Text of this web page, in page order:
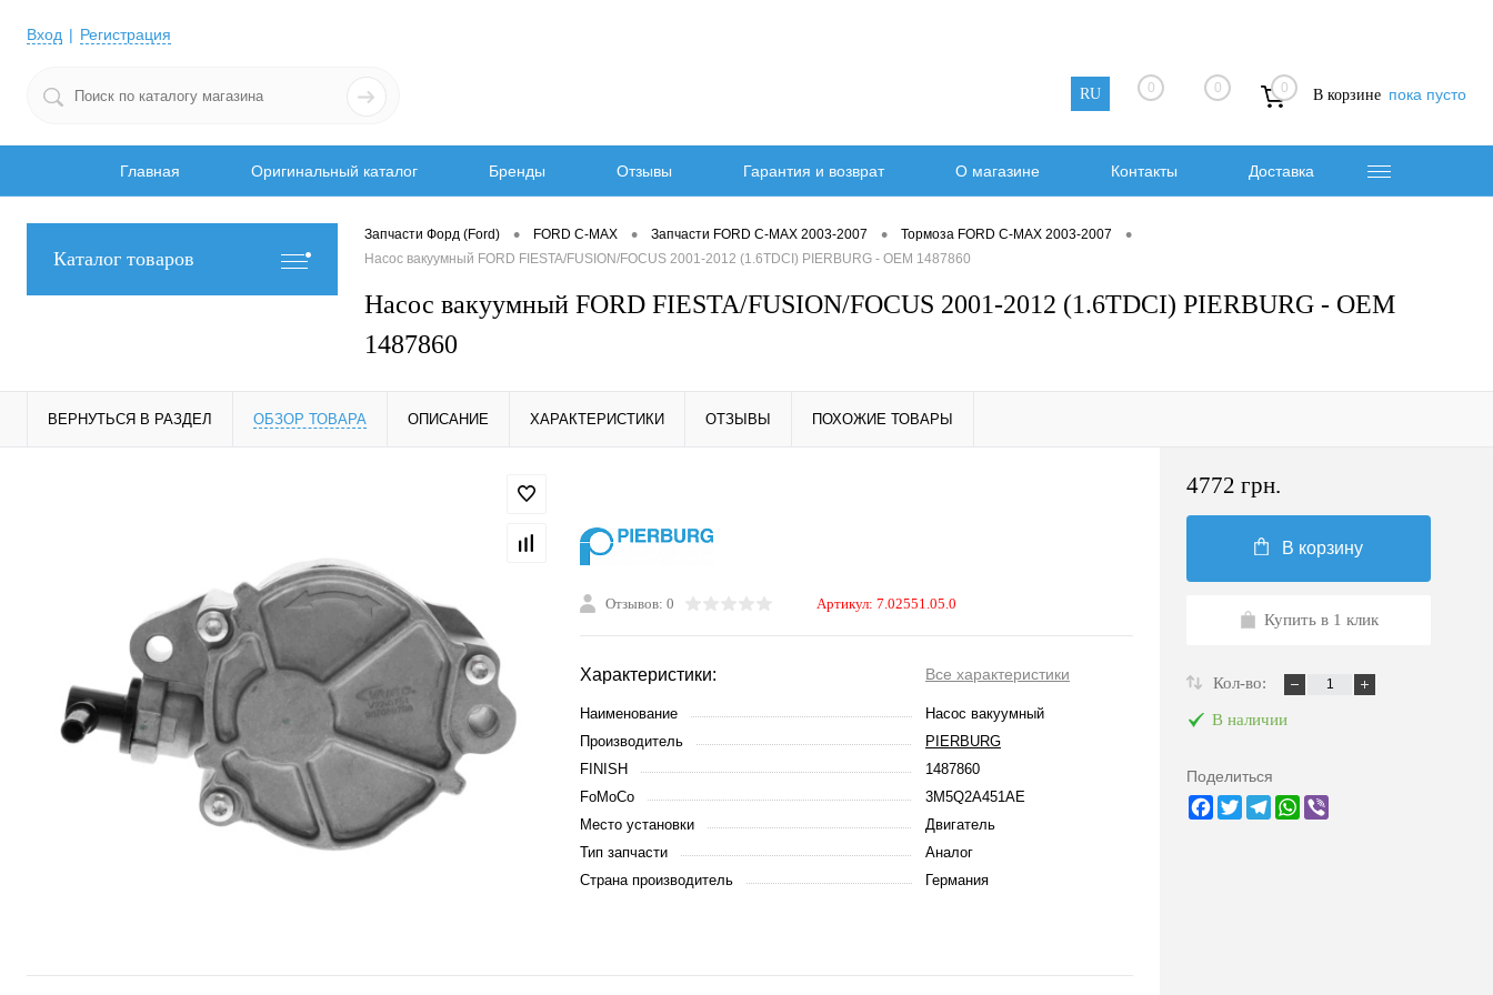
Вход Регистрация
RU 0 0 0 В корзине пока пусто
Главная Оригинальный каталог Бренды Отзывы Гарантия и возврат О магазине Контакты Доставка
Каталог товаров
Запчасти Форд (Ford) • FORD C-MAX • Запчасти FORD C-MAX 2003-2007 • Тормоза FORD C-MAX 2003-2007 •
Насос вакуумный FORD FIESTA/FUSION/FOCUS 2001-2012 (1.6TDCI) PIERBURG - OEM 1487860
Насос вакуумный FORD FIESTA/FUSION/FOCUS 2001-2012 (1.6TDCI) PIERBURG - OEM
1487860
ВЕРНУТЬСЯ В РАЗДЕЛ ОБЗОР ТОВАРА ОПИСАНИЕ ХАРАКТЕРИСТИКИ ОТЗЫВЫ ПОХОЖИЕ ТОВАРЫ
Отзывов: 0 Артикул: 7.02551.05.0
Характеристики: Все характеристики
Наименование
Насос вакуумный
Производитель
PIERBURG
FINISH
1487860
FoMoCo
3M5Q2A451AE
Место установки
Двигатель
Тип запчасти
Аналог
Страна производитель
Германия
4772 грн.
В корзину
Купить в 1 клик
Кол-во:
В наличии
Поделиться
Facebook
TwitterTelegramWhatsApp